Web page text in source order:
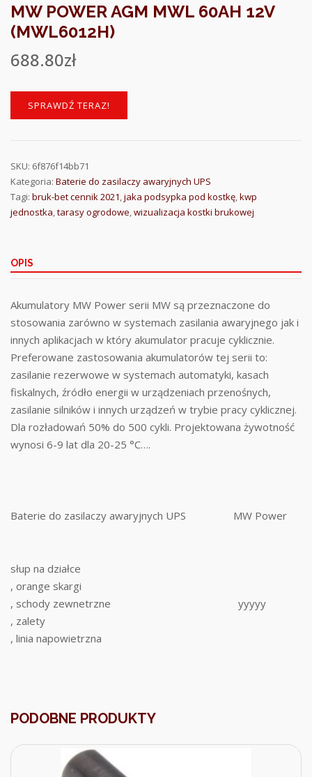
MW POWER AGM MWL 60AH 12V
(MWL6012H)
688.80zł
SPRAWDŹ TERAZ!
SKU: 6f876f14bb71
Kategoria: Baterie do zasilaczy awaryjnych UPS
Tagi: bruk-bet cennik 2021,jaka podsypka pod kostkę,kwp
jednostka,tarasy ogrodowe,wizualizacja kostki brukowej
OPIS
Akumulatory MW Power serii MW są przeznaczone do
stosowania zarówno w systemach zasilania awaryjnego jak i
innych aplikacjach w który akumulator pracuje cyklicznie.
Preferowane zastosowania akumulatorów tej serii to:
zasilanie rezerwowe w systemach automatyki, kasach
fiskalnych, źródło energii w urządzeniach przenośnych,
zasilanie silników i innych urządzeń w trybie pracy cyklicznej.
Dla rozładowań 50% do 500 cykli. Projektowana żywotność
wynosi 6-9 lat dla 20-25 °C….
Baterie do zasilaczy awaryjnych UPS MW Power
słup na działce
, orange skargi
, schody zewnetrzne
, zalety
, linia napowietrzna
yyyyy
PODOBNE PRODUKTY